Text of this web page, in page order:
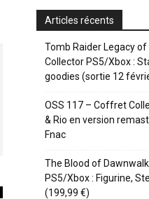
Articles récents
Tomb Raider Legacy
Collector PS5/Xbox :
goodies (sortie 12
OSS 117 – Coffret
& Rio en version
Fnac
The Blood of
PS5/Xbox : Figurine,
(199,99 €)